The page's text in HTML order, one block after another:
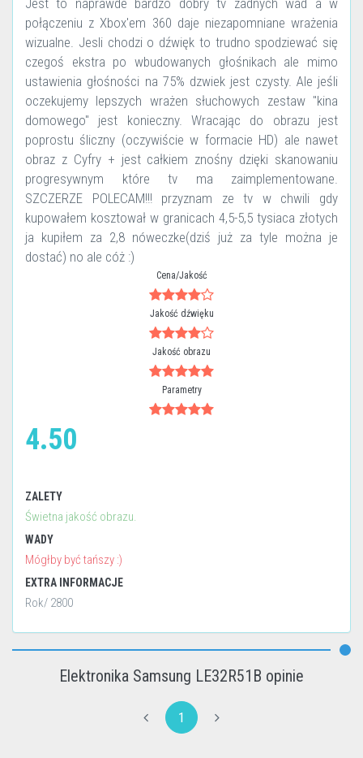
Jest to naprawde bardzo dobry tv zadnych wad a w
połączeniu z Xbox'em 360 daje niezapomniane wrażenia
wizualne. Jesli chodzi o dźwięk to trudno spodziewać się
czegoś ekstra po wbudowanych głośnikach ale mimo
ustawienia głośności na 75% dzwiek jest czysty. Ale jeśli
oczekujemy lepszych wrażen słuchowych zestaw "kina
domowego" jest konieczny. Wracając do obrazu jest
poprostu śliczny (oczywiście w formacie HD) ale nawet
obraz z Cyfry + jest całkiem znośny dzięki skanowaniu
progresywnym które tv ma zaimplementowane.
SZCZERZE POLECAM!!! przyznam ze tv w chwili gdy
kupowałem kosztował w granicach 4,5-5,5 tysiaca złotych
ja kupiłem za 2,8 nóweczke(dziś już za tyle można je
dostać) no ale cóż :)
Cena/Jakość
Jakość dźwięku
Jakość obrazu
Parametry
4.50
ZALETY
Świetna jakość obrazu.
WADY
Mógłby być tańszy :)
EXTRA INFORMACJE
Rok/ 2800
Elektronika Samsung LE32R51B opinie
1